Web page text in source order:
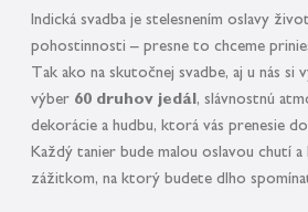
Indická svadba je stelesnením oslavy
pohostinnosti – presne to chceme
Tak ako na skutočnej svadbe, aj u nás si
výber 60 druhov jedál , slávnostnú
dekorácie a hudbu, ktorá vás prenesie do
Každý tanier bude malou oslavou chutí
zážitkom, na ktorý budete dlho